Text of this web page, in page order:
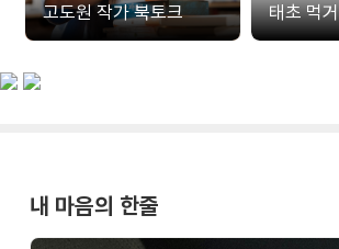
고도원 작가 북토크 태초 먹
내 마음의 한줄